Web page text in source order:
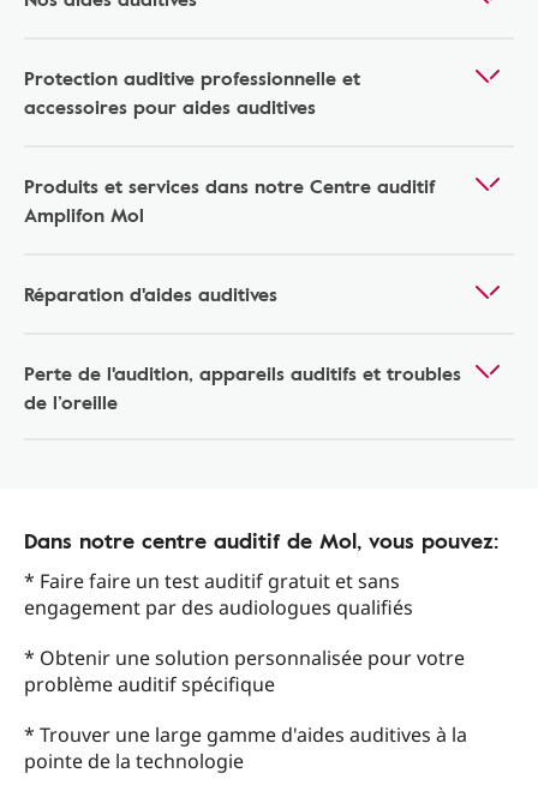
Protection auditive professionnelle et
accessoires pour aides auditives
Produits et services dans notre Centre auditif
Amplifon Mol
Réparation d'aides auditives
Perte de l'audition, appareils auditifs et troubles
de l’oreille
Dans notre centre auditif de Mol, vous pouvez:
* Faire faire un test auditif gratuit et sans
engagement par des audiologues qualifiés
* Obtenir une solution personnalisée pour votre
problème auditif spécifique
* Trouver une large gamme d'aides auditives à la
pointe de la technologie